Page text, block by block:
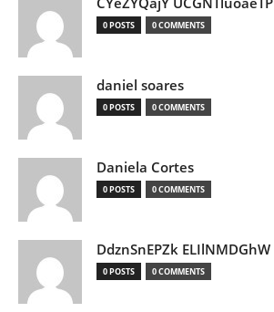
0 POSTS 0 COMMENTS
daniel soares
0 POSTS 0 COMMENTS
Daniela Cortes
0 POSTS 0 COMMENTS
DdznSnEPZk ELIlNMDGhW
0 POSTS 0 COMMENTS